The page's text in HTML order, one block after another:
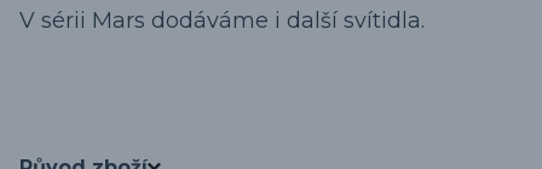
V sérii Mars dodáváme i další svítidla.